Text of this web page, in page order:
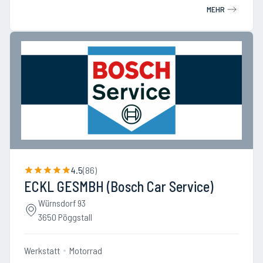
MEHR
4.5(86)
ECKL GESMBH (Bosch Car Service)
Würnsdorf 93
3650 Pöggstall
Werkstatt Motorrad